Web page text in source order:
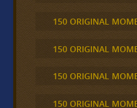
150 ORIGINAL
150 ORIGINAL
150 ORIGINAL
150 ORIGINAL